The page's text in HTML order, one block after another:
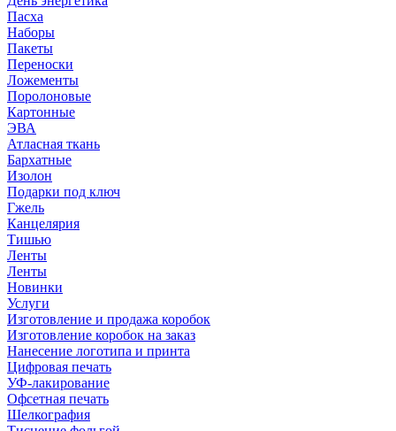
Пасха
Наборы
Пакеты
Переноски
Ложементы
Поролоновые
Картонные
ЭВА
Атласная ткань
Бархатные
Изолон
Подарки под ключ
Гжель
Канцелярия
Тишью
Ленты
Ленты
Новинки
Услуги
Изготовление и продажа коробок
Изготовление коробок на заказ
Нанесение логотипа и принта
Цифровая печать
УФ-лакирование
Офсетная печать
Шелкография